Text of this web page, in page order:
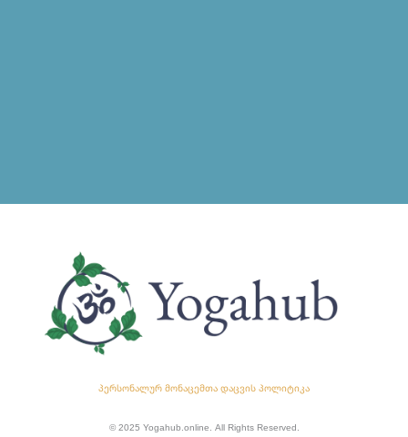
პერსონალურ მონაცემთა დაცვის პოლიტიკა
© 2025 Yogahub.online. All Rights Reserved.